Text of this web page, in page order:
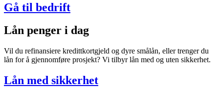
Gå til bedrift
Lån penger i dag
Vil du refinansiere kredittkortgjeld og dyre smålån, eller trenger du
lån for å gjennomføre prosjekt? Vi tilbyr lån med og uten sikkerhet.
Lån med sikkerhet